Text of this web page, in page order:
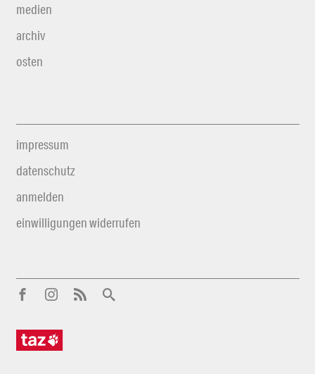
medien
archiv
osten
impressum
datenschutz
anmelden
einwilligungen widerrufen